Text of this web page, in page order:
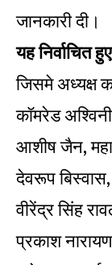
जानकारी दी।
यह निर्वाचित हुए
जिसमे अध्यक्ष
कॉमरेड
आशीष जैन,
देवरूप
वीरेंद्र सिंह
प्रकाश